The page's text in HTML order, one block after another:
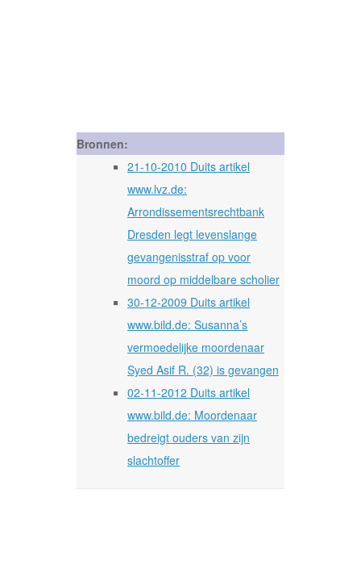
Bronnen:
21-10-2010 Duits artikel
www.lvz.de:
Arrondissementsrechtbank
Dresden legt levenslange
gevangenisstraf op voor
moord op middelbare scholier
30-12-2009 Duits artikel
www.bild.de: Susanna’s
vermoedelijke moordenaar
Syed Asif R. (32) is gevangen
02-11-2012 Duits artikel
www.bild.de: Moordenaar
bedreigt ouders van zijn
slachtoffer